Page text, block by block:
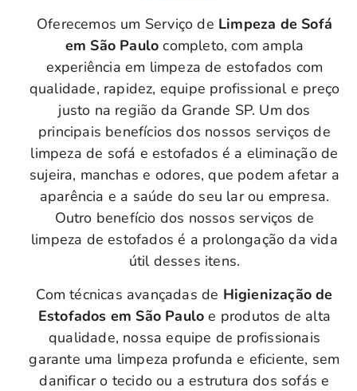
Oferecemos um Serviço de Limpeza de Sofá
em São Paulo completo, com ampla
experiência em limpeza de estofados com
qualidade, rapidez, equipe profissional e preço
justo na região da Grande SP. Um dos
principais benefícios dos nossos serviços de
limpeza de sofá e estofados é a eliminação de
sujeira, manchas e odores, que podem afetar a
aparência e a saúde do seu lar ou empresa.
Outro benefício dos nossos serviços de
limpeza de estofados é a prolongação da vida
útil desses itens.
Com técnicas avançadas de Higienização de
Estofados em São Paulo e produtos de alta
qualidade, nossa equipe de profissionais
garante uma limpeza profunda e eficiente, sem
danificar o tecido ou a estrutura dos sofás e